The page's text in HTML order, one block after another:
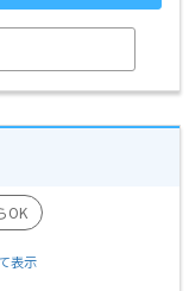
OK
表示